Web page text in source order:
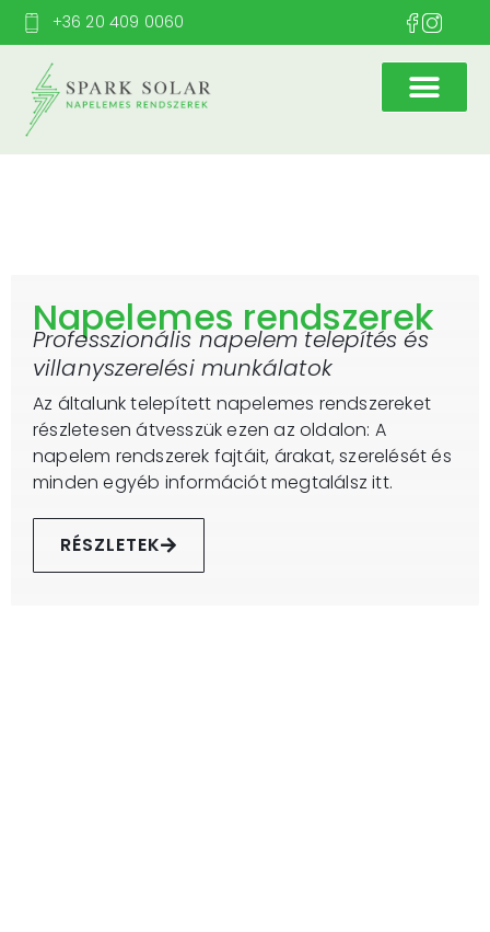
+36 20 409 0060
Napelemes rendszerek
Professzionális napelem telepítés és
villanyszerelési munkálatok
Az általunk telepített napelemes rendszereket
részletesen átvesszük ezen az oldalon: A
napelem rendszerek fajtáit, árakat, szerelését és
minden egyéb információt megtalálsz itt.
RÉSZLETEK